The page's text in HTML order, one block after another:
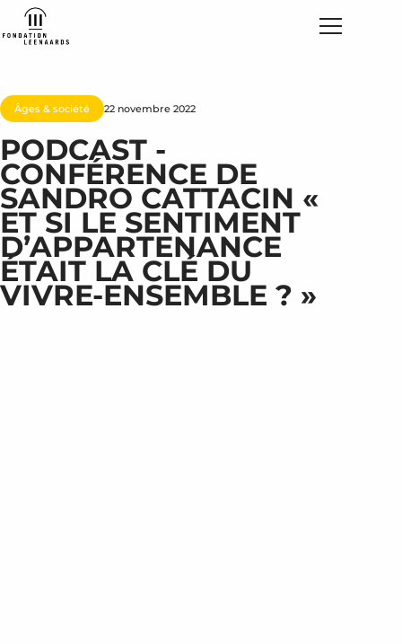
Âges & société 22 novembre 2022
PODCAST -
CONFÉRENCE DE
SANDRO CATTACIN «
ET SI LE SENTIMENT
D’APPARTENANCE
ÉTAIT LA CLÉ DU
VIVRE-ENSEMBLE ? »